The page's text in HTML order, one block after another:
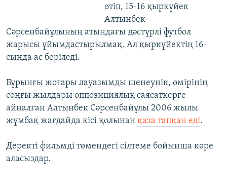
өтіп, 15-16 қыркүйек
Алтынбек
Сәрсенбайұлының атындағы дәстүрлі футбол
жарысы ұйымдастырылмақ. Ал қыркүйектің 16-
сында ас беріледі.
Бұрынғы жоғары лауазымды шенеунік, өмірінің
соңғы жылдары оппозициялық саясаткерге
айналған Алтынбек Сәрсенбайұлы 2006 жылы
жұмбақ жағдайда кісі қолынан қаза тапқан еді.
Деректі фильмді төмендегі сілтеме бойынша көре
аласыздар.